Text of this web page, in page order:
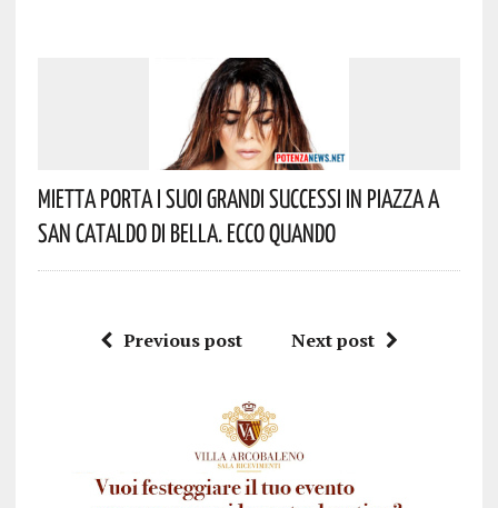
Mietta Porta I Suoi Grandi Successi In Piazza A
San Cataldo Di Bella. Ecco Quando
Previous post Next post